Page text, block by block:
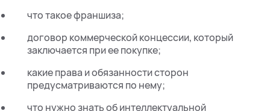
что такое франшиза;
договор коммерческой концессии, который
заключается при ее покупке;
какие права и обязанности сторон
предусматриваются по нему;
что нужно знать об интеллектуальной